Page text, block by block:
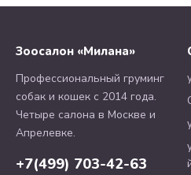
Зоосалон «Милана»
Профессиональный груминг
собак и кошек с 2014 года.
Четыре салона в Москве и
Апрелевке.
+7(499) 703-42-63